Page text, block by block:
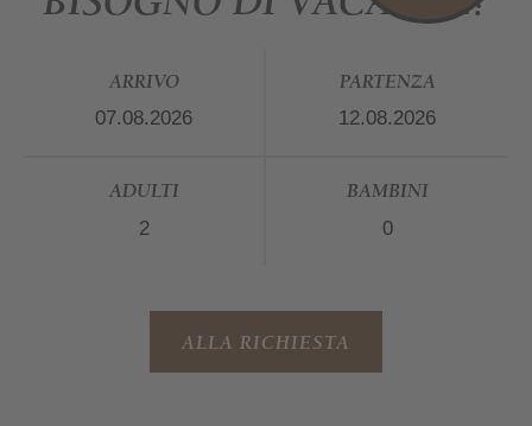
ARRIVO PARTENZA
ADULTI BAMBINI
ALLA RICHIESTA